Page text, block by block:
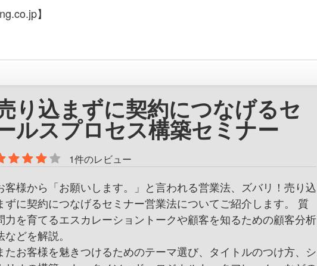
】
り込まずに契約につなげるセ
ルスプロセス構築セミナー
1件のレビュー
客様から「お願いします。」と言われる営業法、ズバリ！売り込
ずに契約につなげるセミナー営業法についてご紹介します。 質
力を育てるエスカレーショントークや顧客を知るための顧客分析
などを解説。
たお客様を魅きつけるためのテーマ選び、タイトルのつけ方、シ